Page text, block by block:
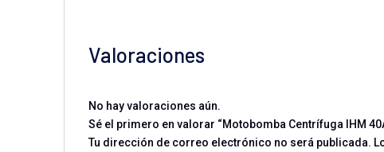
Valoraciones
No hay valoraciones aún.
Sé el primero en valorar “Motobomba Centrífuga IHM
Tu dirección de correo electrónico no será publicada.